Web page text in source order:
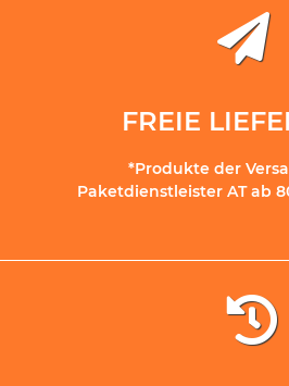
FREIE
*Produkte der
Paketdienstleister AT ab